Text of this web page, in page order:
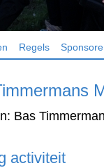
Regels
Bas
activiteit